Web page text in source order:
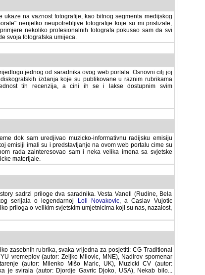
na vaznost fotografije, kao bitnog segmenta medijskog
nerijetko neupotrebljive fotografije koje su mi pristizale,
nekoliko profesionalnih fotografa pokusao sam da svi
svoja fotografska umijeca.
jednog od saradnika ovog web portala. Osnovni cilj joj
izdanja koje su publikovane u raznim rubrikama
tih recenzija, a cini ih se i lakse dostupnim svim
dok sam uredjivao muzicko-informativnu radijsku emisiju
emisiji imali su i predstavljanje na ovom web portalu cime su
rada zainteresovao sam i neka velika imena sa svjetske
materijale.
sadrzi priloge dva saradnika. Vesta Vanell (Rudine, Bela
serijala o legendarnoj
Loli Novakovic, a Caslav Vujotic
priloga o velikim svjetskim umjetnicima koji su nas, nazalost,
zasebnih rubrika, svaka vrijedna za posjetiti: CG Traditional
vremeplov (autor: Zeljko Milovic, MNE), Nadirov spomenar
(autor: Milenko Mišo Maric, UK), Muzicki CV (autor: Dragutin
(autor: Djordje Gavric Djoko, USA), Nekab bilo... (autor: